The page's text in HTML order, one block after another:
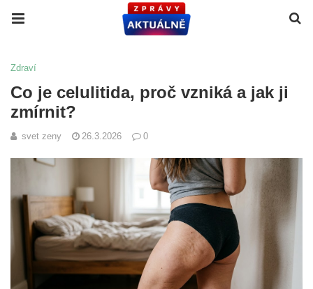
Zdraví
Co je celulitida, proč vzniká a jak ji
zmírnit?
svet zeny 26.3.2026 0